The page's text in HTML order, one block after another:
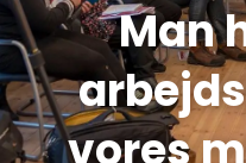
Man
vores